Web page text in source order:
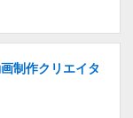
制作クリエイタ